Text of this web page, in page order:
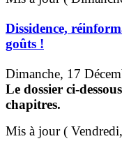
Dissidence,
goûts !
Dimanche, 17
Le dossier ci-
chapitres.
Mis à jour (